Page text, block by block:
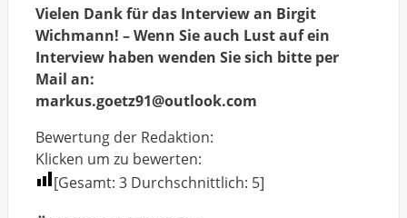
Vielen Dank für das Interview an Birgit
Wichmann! – Wenn Sie auch Lust auf ein
Interview haben wenden Sie sich bitte per
Mail an:
markus.goetz91@outlook.com
Bewertung der Redaktion:
Klicken um zu bewerten:
[Gesamt: 3 Durchschnittlich: 5]